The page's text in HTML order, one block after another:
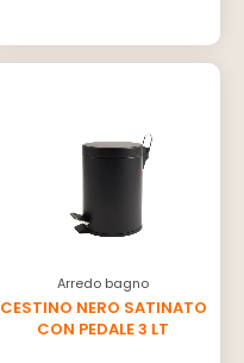
Arredo bagno
CESTINO NERO SATINATO
CON PEDALE 3 LT